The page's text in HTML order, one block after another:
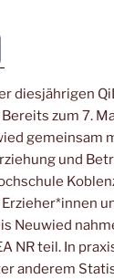
o
p
y
Li
n
k
diesjährigen
zum 7.
gemeinsam
und
Neuwied
NR teil. In
anderem